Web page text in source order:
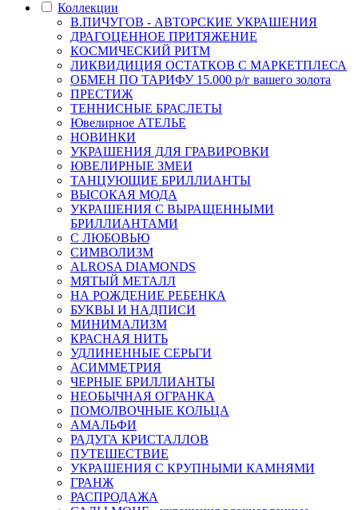
Коллекции
В.ПИЧУГОВ - АВТОРСКИЕ УКРАШЕНИЯ
ДРАГОЦЕННОЕ ПРИТЯЖЕНИЕ
КОСМИЧЕСКИЙ РИТМ
ЛИКВИДИЦИЯ ОСТАТКОВ С МАРКЕТПЛЕСА
ОБМЕН ПО ТАРИФУ 15.000 р/г вашего золота
ПРЕСТИЖ
ТЕННИСНЫЕ БРАСЛЕТЫ
Ювелирное АТЕЛЬЕ
НОВИНКИ
УКРАШЕНИЯ ДЛЯ ГРАВИРОВКИ
ЮВЕЛИРНЫЕ ЗМЕИ
ТАНЦУЮЩИЕ БРИЛЛИАНТЫ
ВЫСОКАЯ МОДА
УКРАШЕНИЯ С ВЫРАЩЕННЫМИ
БРИЛЛИАНТАМИ
С ЛЮБОВЬЮ
СИМВОЛИЗМ
ALROSA DIAMONDS
МЯТЫЙ МЕТАЛЛ
НА РОЖДЕНИЕ РЕБЕНКА
БУКВЫ И НАДПИСИ
МИНИМАЛИЗМ
КРАСНАЯ НИТЬ
УДЛИНЕННЫЕ СЕРЬГИ
АСИММЕТРИЯ
ЧЕРНЫЕ БРИЛЛИАНТЫ
НЕОБЫЧНАЯ ОГРАНКА
ПОМОЛВОЧНЫЕ КОЛЬЦА
АМАЛЬФИ
РАДУГА КРИСТАЛЛОВ
ПУТЕШЕСТВИЕ
УКРАШЕНИЯ С КРУПНЫМИ КАМНЯМИ
ГРАНЖ
РАСПРОДАЖА